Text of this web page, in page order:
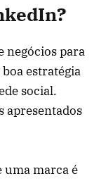
negócios para
estratégia
social.
apresentados
uma marca é